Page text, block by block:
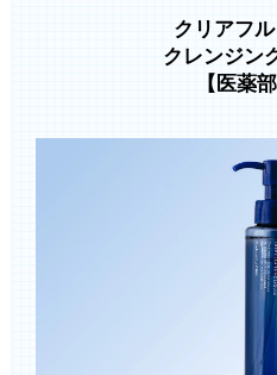
クリアフ
クレンジン
【医薬